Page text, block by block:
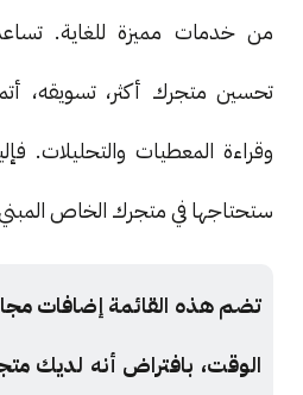
من خدمات مميزة للغاية.
تحسين متجرك أكثر، تسويقه،
ستحتاجها في متجرك الخاص
تضم هذه القائمة إضافات
الوقت، بافتراض أنه لديك